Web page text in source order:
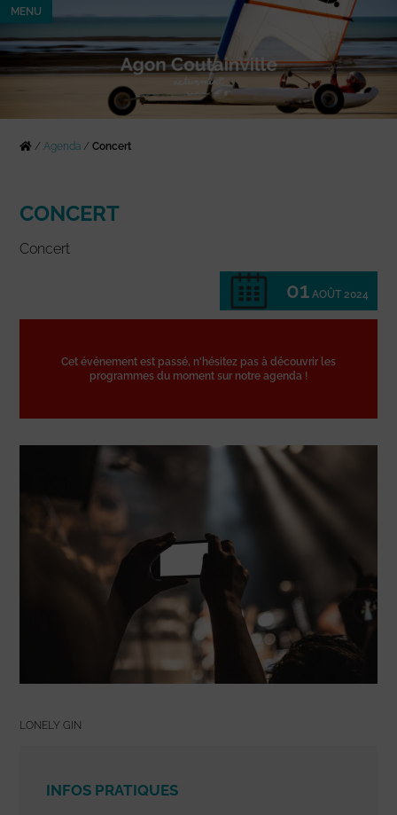
MENU
/Agenda /Concert
CONCERT
Concert
01 AOÛT 2024
Cet événement est passé, n'hésitez pas à découvrir les
programmes du moment sur notre agenda !
LONELY GIN
INFOS PRATIQUES